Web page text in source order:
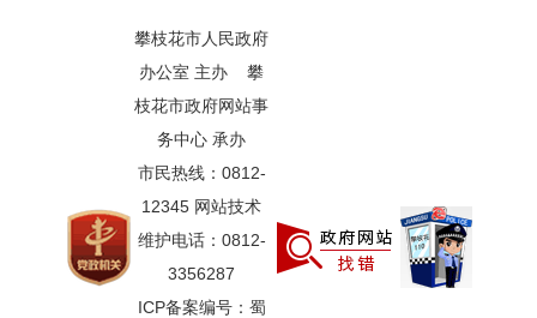
攀枝花市人民政府
办公室 主办 攀
枝花市政府网站事
务中心 承办
市民热线：0812-
12345 网站技术
维护电话：0812-
3356287
ICP备案编号：蜀